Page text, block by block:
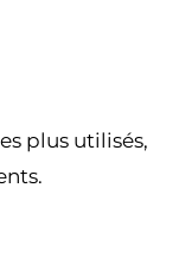
plus utilisés,